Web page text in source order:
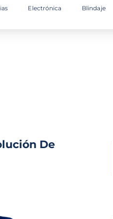
Electrónica Blindaje
De